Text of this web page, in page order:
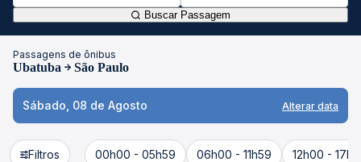
Buscar Passagem
Passagens de ônibus
Ubatuba São Paulo
Sábado, 08 de Agosto Alterar data
Filtros 00h00 - 05h59 06h00 - 11h59 12h00 -